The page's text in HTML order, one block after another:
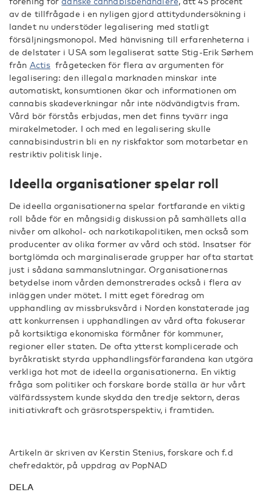
av de tillfrågade i en nyligen gjord attitydundersökning i
landet nu understöder legalisering med statligt
försäljningsmonopol. Med hänvisning till erfarenheterna i
de delstater i USA som legaliserat satte Stig-Erik Sørhem
från Actis frågetecken för flera av argumenten för
legalisering: den illegala marknaden minskar inte
automatiskt, konsumtionen ökar och informationen om
cannabis skadeverkningar når inte nödvändigtvis fram.
Vård bör förstås erbjudas, men det finns tyvärr inga
mirakelmetoder. I och med en legalisering skulle
cannabisindustrin bli en ny riskfaktor som motarbetar en
restriktiv politisk linje.
Ideella organisationer spelar roll
De ideella organisationerna spelar fortfarande en viktig
roll både för en mångsidig diskussion på samhällets alla
nivåer om alkohol- och narkotikapolitiken, men också som
producenter av olika former av vård och stöd. Insatser för
bortglömda och marginaliserade grupper har ofta startat
just i sådana sammanslutningar. Organisationernas
betydelse inom vården demonstrerades också i flera av
inläggen under mötet. I mitt eget föredrag om
upphandling av missbruksvård i Norden konstaterade jag
att konkurrensen i upphandlingen av vård ofta fokuserar
på kortsiktiga ekonomiska förmåner för kommuner,
regioner eller staten. De ofta ytterst komplicerade och
byråkratiskt styrda upphandlingsförfarandena kan utgöra
verkliga hot mot de ideella organisationerna. En viktig
fråga som politiker och forskare borde ställa är hur vårt
välfärdssystem kunde skydda den tredje sektorn, deras
initiativkraft och gräsrotsperspektiv, i framtiden.
Artikeln är skriven av Kerstin Stenius, forskare och f.d
chefredaktör, på uppdrag av PopNAD
DELA